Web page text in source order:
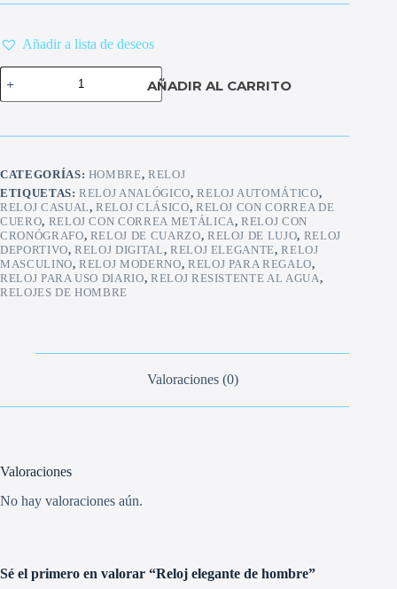
Añadir a lista de deseos
Reloj
elegante
de
cantidad
AÑADIR AL CARRITO
CATEGORÍAS: HOMBRE,RELOJ
ETIQUETAS:RELOJ ANALÓGICO,RELOJ AUTOMÁTICO,
RELOJ CASUAL,RELOJ CLÁSICO, RELOJ CON CORREA DE
CUERO, RELOJ CON CORREA METÁLICA,RELOJ CON
CRONÓGRAFO, RELOJ DE CUARZO, RELOJ DE LUJO, RELOJ
DEPORTIVO,RELOJ DIGITAL, RELOJ ELEGANTE,RELOJ
MASCULINO,RELOJ MODERNO, RELOJ PARA REGALO,
RELOJ PARA USO DIARIO, RELOJ RESISTENTE AL AGUA,
RELOJES DE HOMBRE
Valoraciones (0)
Valoraciones
No hay valoraciones aún.
Sé el primero en valorar “Reloj elegante de hombre”